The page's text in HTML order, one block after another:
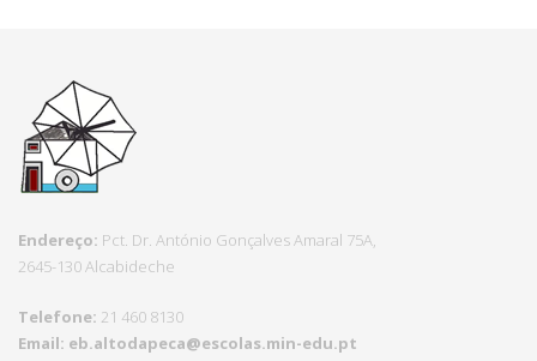
Endereço: Pct. Dr. António Gonçalves Amaral 75A,
2645-130 Alcabideche
Telefone: 21 460 8130
Email: eb.altodapeca@escolas.min-edu.pt